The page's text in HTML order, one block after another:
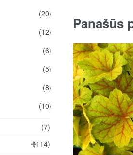
Panašūs
(20)
(12)
(6)
(5)
(8)
(10)
(7)
(114)